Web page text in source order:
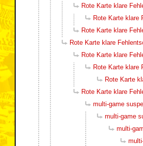
Rote Karte klare
Rote Karte klare
Rote Karte klare
Rote Karte klare
Rote Karte klare
Rote Karte klare
Rote Karte
Rote Karte klare
multi-game
multi-game
multi-